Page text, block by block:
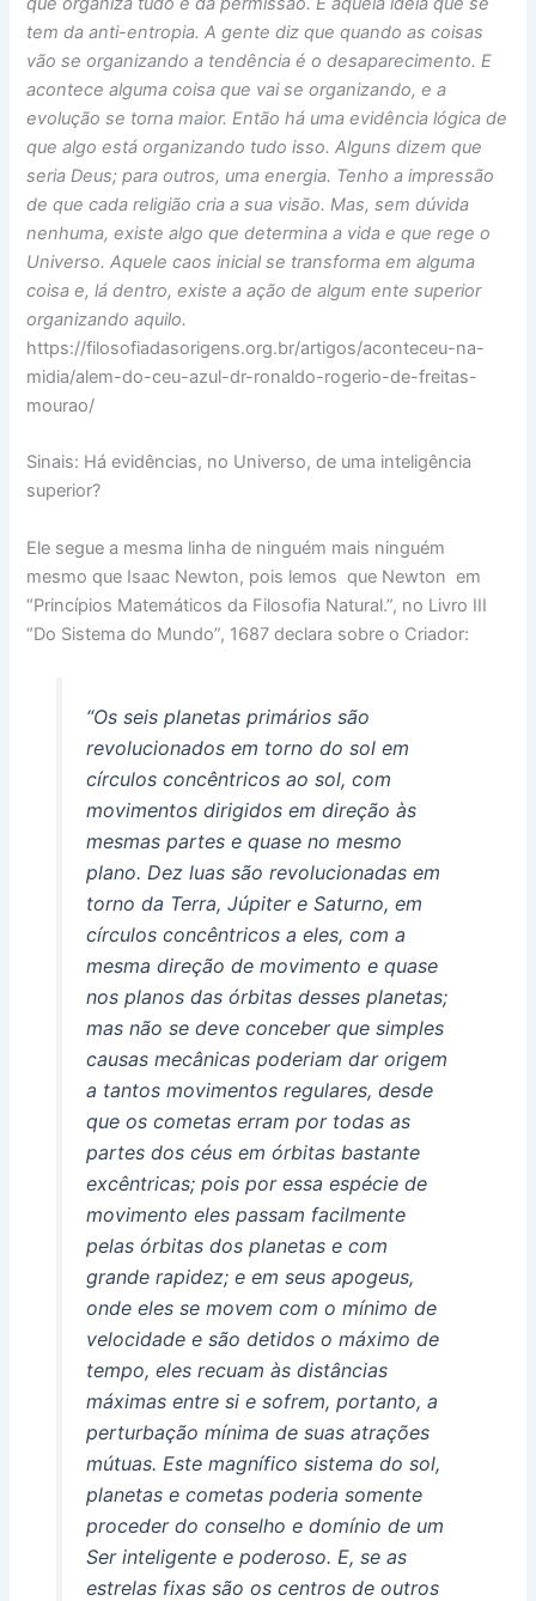
tem da anti-entropia. A gente diz que quando as coisas
vão se organizando a tendência é o desaparecimento. E
acontece alguma coisa que vai se organizando, e a
evolução se torna maior. Então há uma evidência lógica de
que algo está organizando tudo isso. Alguns dizem que
seria Deus; para outros, uma energia. Tenho a impressão
de que cada religião cria a sua visão. Mas, sem dúvida
nenhuma, existe algo que determina a vida e que rege o
Universo. Aquele caos inicial se transforma em alguma
coisa e, lá dentro, existe a ação de algum ente superior
organizando aquilo.
https://filosofiadasorigens.org.br/artigos/aconteceu-na-
midia/alem-do-ceu-azul-dr-ronaldo-rogerio-de-freitas-
mourao/
Sinais: Há evidências, no Universo, de uma inteligência
superior?
Ele segue a mesma linha de ninguém mais ninguém
mesmo que Isaac Newton, pois lemos que Newton em
“Princípios Matemáticos da Filosofia Natural.”, no Livro III
“Do Sistema do Mundo”, 1687 declara sobre o Criador:
“Os seis planetas primários são
revolucionados em torno do sol em
círculos concêntricos ao sol, com
movimentos dirigidos em direção às
mesmas partes e quase no mesmo
plano. Dez luas são revolucionadas em
torno da Terra, Júpiter e Saturno, em
círculos concêntricos a eles, com a
mesma direção de movimento e quase
nos planos das órbitas desses planetas;
mas não se deve conceber que simples
causas mecânicas poderiam dar origem
a tantos movimentos regulares, desde
que os cometas erram por todas as
partes dos céus em órbitas bastante
excêntricas; pois por essa espécie de
movimento eles passam facilmente
pelas órbitas dos planetas e com
grande rapidez; e em seus apogeus,
onde eles se movem com o mínimo de
velocidade e são detidos o máximo de
tempo, eles recuam às distâncias
máximas entre si e sofrem, portanto, a
perturbação mínima de suas atrações
mútuas. Este magnífico sistema do sol,
planetas e cometas poderia somente
proceder do conselho e domínio de um
Ser inteligente e poderoso. E, se as
estrelas fixas são os centros de outros